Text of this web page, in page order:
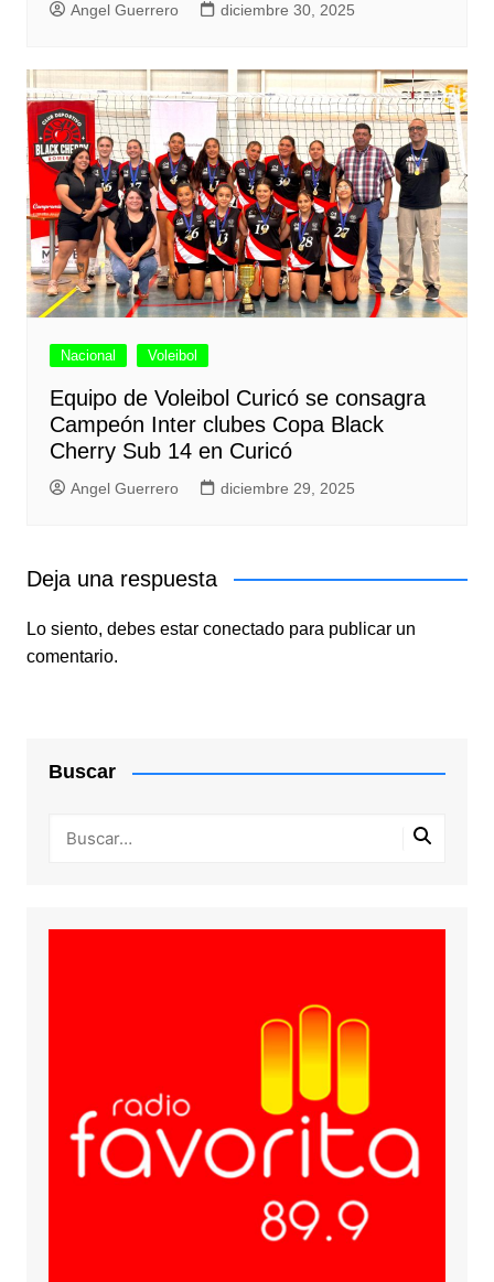
Angel Guerrero diciembre 30, 2025
Nacional Voleibol
Equipo de Voleibol Curicó se consagra
Campeón Inter clubes Copa Black
Cherry Sub 14 en Curicó
Angel Guerrero diciembre 29, 2025
Deja una respuesta
Lo siento, debes estar conectadopara publicar un
comentario.
Buscar